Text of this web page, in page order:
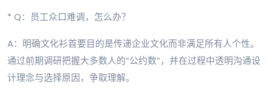
* Q：员工众口难调，怎么办？
A：明确文化衫首要目的是传递企业文化而非满足所有人个性。
通过前期调研把握大多数人的“公约数”，并在过程中透明沟通设
计理念与选择原因，争取理解。